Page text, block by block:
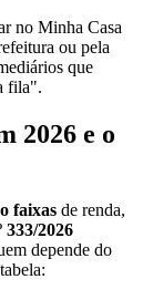
no Minha Casa
ou pela
que
fila".
2026 e o
faixas de renda,
2026
depende do